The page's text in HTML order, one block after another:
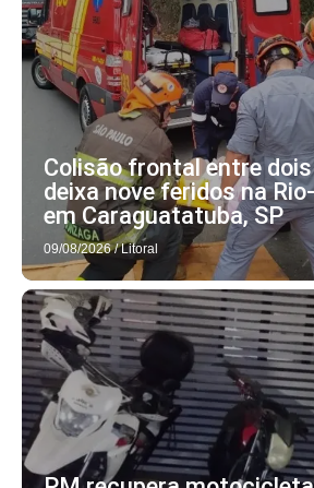
Colisão frontal entre
deixa nove feridos na
em Caraguatatuba, SP
09/08/2026 / Litoral